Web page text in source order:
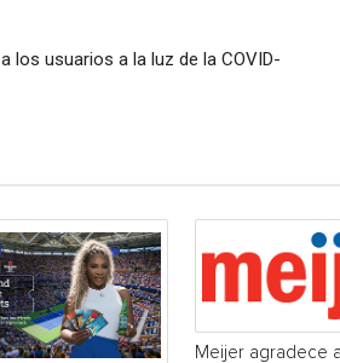
los usuarios a la luz de la COVID-
Meijer agradece